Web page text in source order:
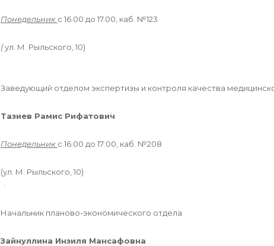
Понедельник с 16.00 до 17.00, каб. №123
(ул. М. Рыльского, 10)
Заведующий отделом экспертизы и контроля качества
Тазиев Рамис Рифатович
Понедельник с 16:00 до 17:00, каб. №208
(ул. М. Рыльского, 10)
·
Начальник планово-экономического отдела
Зайнуллина Инзиля Мансафовна